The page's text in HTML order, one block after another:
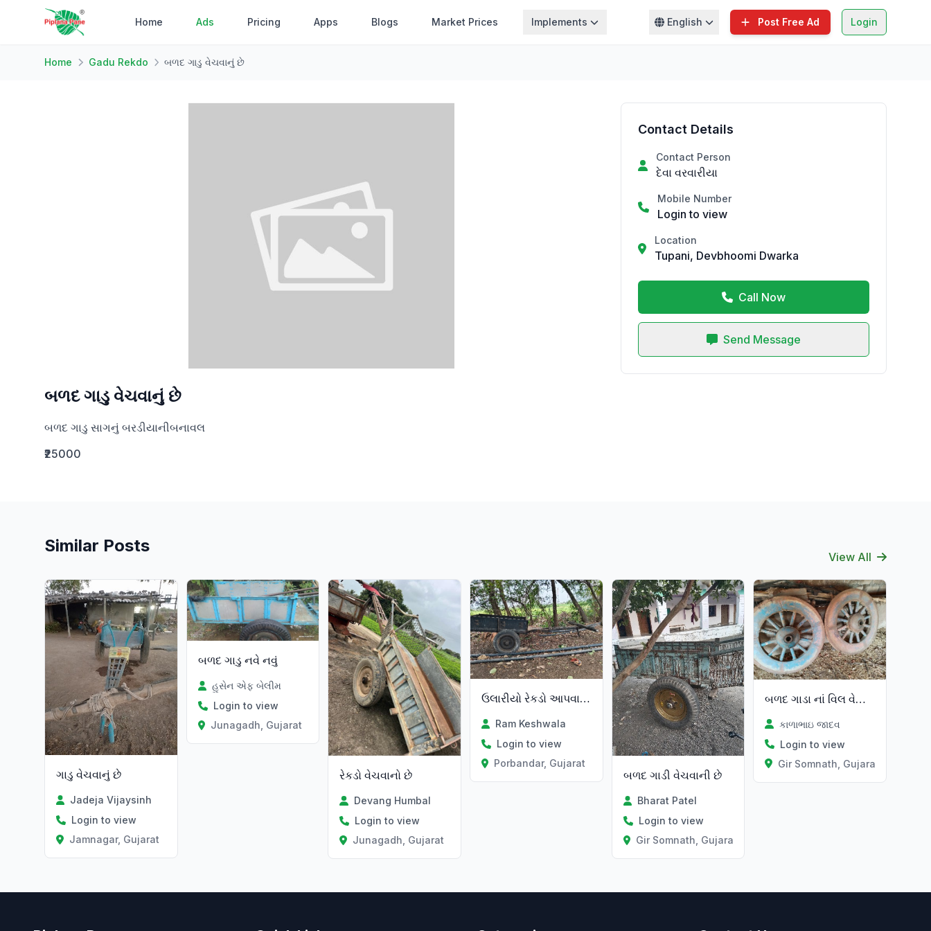
Home Ads Pricing Apps Blogs Market Prices Implements English Post Free Ad Login
Home Gadu Rekdo બળદ ગાડુ વેચવાનું છે
બળદ ગાડુ વેચવાનું છે
બળદ ગાડુ સાગનું બરડીયાનીબનાવલ
₹25000
Contact Details
Contact Person
દેવા વરવારીયા
Mobile Number
Login to view
Location
Tupani, Devbhoomi Dwarka
Call Now
Send Message
Similar Posts
View All
ગાડુ વેચવાનું છે
Jadeja Vijaysinh
Login to view
Jamnagar, Gujarat
બળદ ગાડુ નવે નવું
હુસેન એફ બેલીમ
Login to view
Junagadh, Gujarat
રેકડો વેચવાનો છે
Devang Humbal
Login to view
Junagadh, Gujarat
ઉલારીયો રેકડો આપવાનો છે
Ram Keshwala
Login to view
Porbandar, Gujarat
બળદ ગાડી વેચવાની છે
Bharat Patel
Login to view
Gir Somnath, Gujarat
બળદ ગાડા નાં વિલ વેસવા નાં છે
કાળાભાઇ જાદવ
Login to view
Gir Somnath, Gujarat